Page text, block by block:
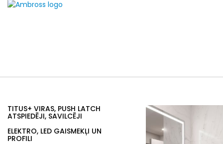
TITUS+ VIRAS, PUSH LATCH
ATSPIEDĒJI, SAVILCĒJI
ELEKTRO, LED GAISMEKĻI UN
PROFILI